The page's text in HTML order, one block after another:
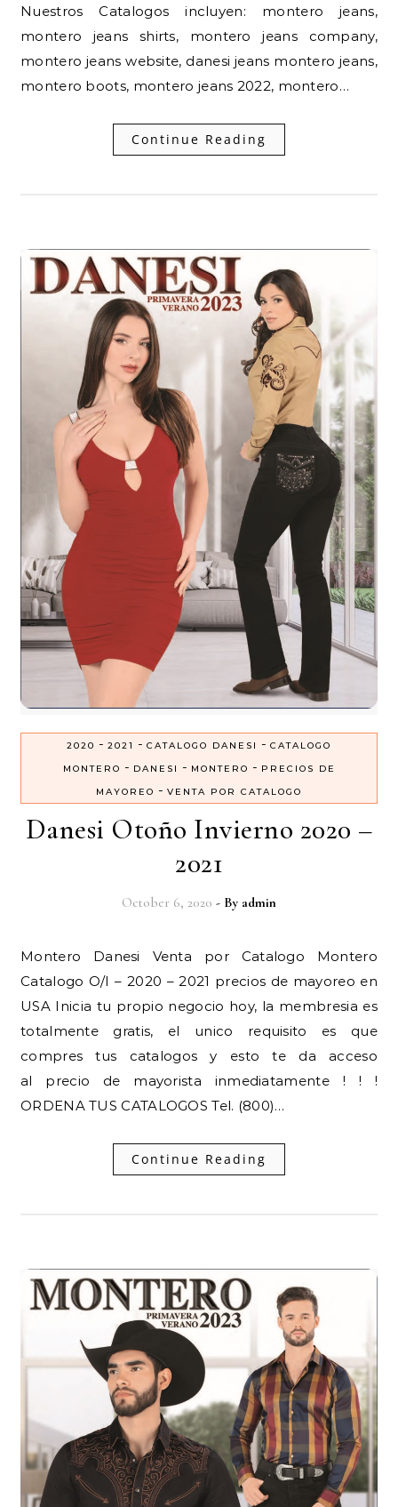
Nuestros Catalogos incluyen: montero jeans,
montero jeans shirts, montero jeans company,
montero jeans website, danesi jeans montero jeans,
montero boots, montero jeans 2022, montero…
Continue Reading
2020 - 2021 - CATALOGO DANESI - CATALOGO
MONTERO - DANESI - MONTERO - PRECIOS DE
MAYOREO - VENTA POR CATALOGO
Danesi Otoño Invierno 2020 –
2021
October 6, 2020 - By admin
Montero Danesi Venta por Catalogo Montero
Catalogo O/I – 2020 – 2021 precios de mayoreo en
USA Inicia tu propio negocio hoy, la membresia es
totalmente gratis, el unico requisito es que
compres tus catalogos y esto te da acceso
al precio de mayorista inmediatamente ! ! !
ORDENA TUS CATALOGOS Tel. (800)…
Continue Reading